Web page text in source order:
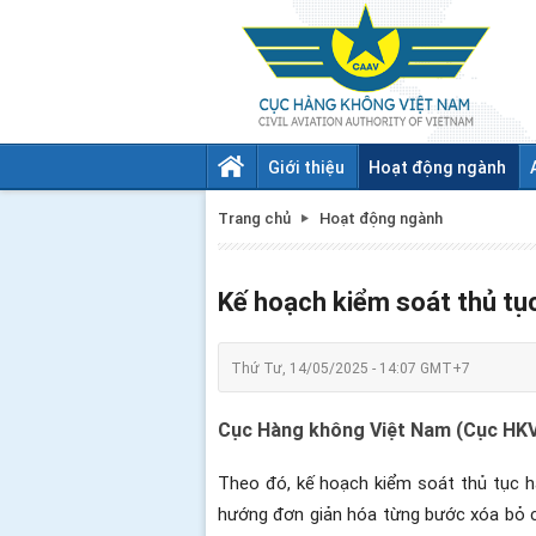
Giới thiệu Hoạt động ngành
Trang chủ Hoạt động ngành
Kế hoạch kiểm soát thủ
Thứ Tư, 14/05/2025 - 14:07 GMT+7
Cục Hàng không Việt Nam (Cục
Theo đó, kế hoạch kiểm soát thủ tục
hướng đơn giản hóa từng bước xóa bỏ